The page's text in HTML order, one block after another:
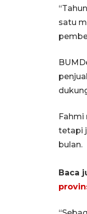
satu
tetapi
bulan.
Baca